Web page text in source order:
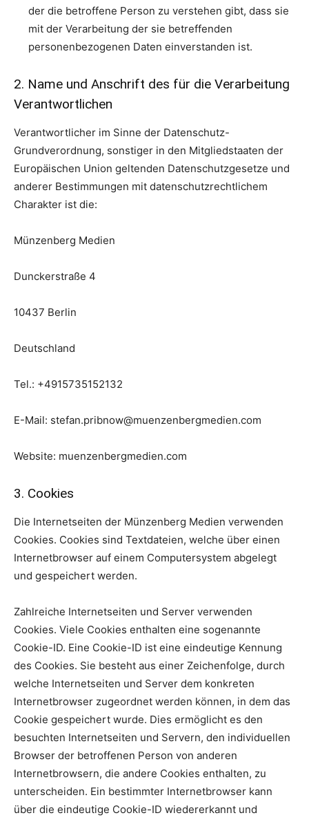
der die betroffene Person zu verstehen gibt, dass sie
mit der Verarbeitung der sie betreffenden
personenbezogenen Daten einverstanden ist.
2. Name und Anschrift des für die Verarbeitung
Verantwortlichen
Verantwortlicher im Sinne der Datenschutz-
Grundverordnung, sonstiger in den Mitgliedstaaten der
Europäischen Union geltenden Datenschutzgesetze und
anderer Bestimmungen mit datenschutzrechtlichem
Charakter ist die:
Münzenberg Medien
Dunckerstraße 4
10437 Berlin
Deutschland
Tel.: +4915735152132
E-Mail: stefan.pribnow@muenzenbergmedien.com
Website: muenzenbergmedien.com
3. Cookies
Die Internetseiten der Münzenberg Medien verwenden
Cookies. Cookies sind Textdateien, welche über einen
Internetbrowser auf einem Computersystem abgelegt
und gespeichert werden.
Zahlreiche Internetseiten und Server verwenden
Cookies. Viele Cookies enthalten eine sogenannte
Cookie-ID. Eine Cookie-ID ist eine eindeutige Kennung
des Cookies. Sie besteht aus einer Zeichenfolge, durch
welche Internetseiten und Server dem konkreten
Internetbrowser zugeordnet werden können, in dem das
Cookie gespeichert wurde. Dies ermöglicht es den
besuchten Internetseiten und Servern, den individuellen
Browser der betroffenen Person von anderen
Internetbrowsern, die andere Cookies enthalten, zu
unterscheiden. Ein bestimmter Internetbrowser kann
über die eindeutige Cookie-ID wiedererkannt und